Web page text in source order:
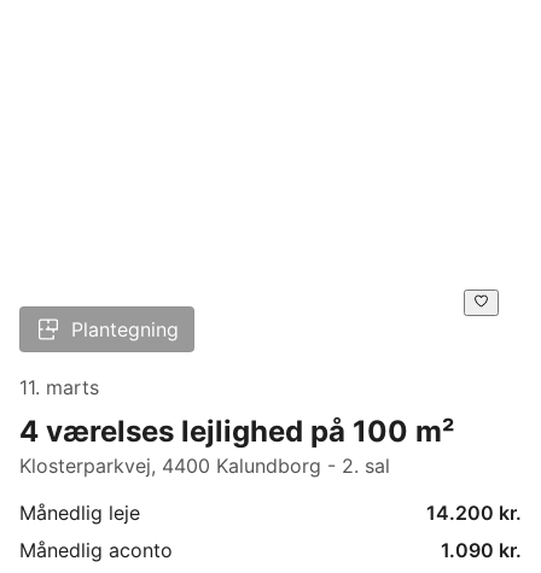
Plantegning
11. marts
4 værelses lejlighed på 100 m²
Klosterparkvej, 4400 Kalundborg - 2. sal
Månedlig leje
14.200 kr.
Månedlig aconto
1.090 kr.